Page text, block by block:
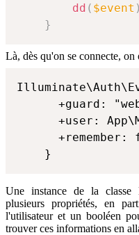
dd ( $event )
}
Là, dès qu'on se connecte, on
+guard:
+user:
+remember:
    }
Une instance de la classe
plusieurs propriétés, en
l'utilisateur et un booléen
trouver ces informations en